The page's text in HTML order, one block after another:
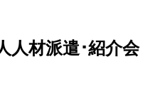
人材派遣･紹介会